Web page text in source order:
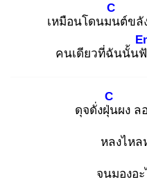
เหมือนโดนมน
C
ต์ขลั
คนเดียวที่ฉันนั้น
ดุจดั่งฝุ่น
C
ผง ล
หลงไห
จนมองอ